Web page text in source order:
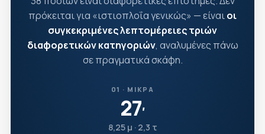
πρόκειται για «ιστιοπλοΐα γενικώς» — είναιοι
συγκεκριμένες λεπτομέρειες τριών
διαφορετικών κατηγοριών, αναλυμένες πάνω
σε πραγματικά σκάφη.
01 · ΜΙΚΡΆ
27′
8,25 μ · 2,3 τ